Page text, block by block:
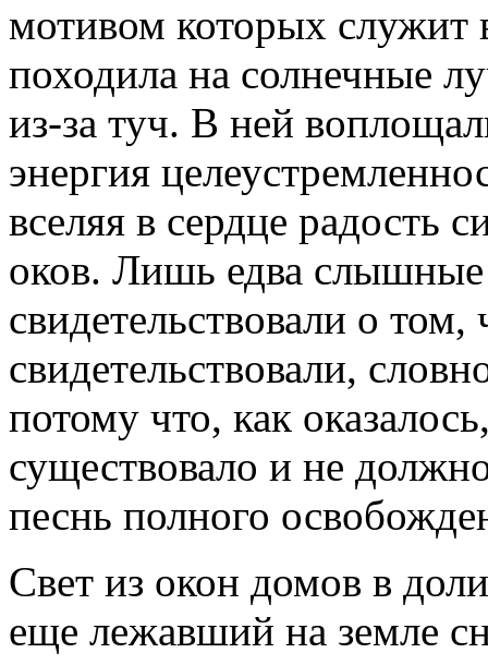
мотивом которых служит
походила на солнечные
из-за туч. В ней
энергия
вселяя в сердце радость
оков. Лишь едва
свидетельствовали о
свидетельствовали,
потому что, как
существовало и не
песнь полного
Свет из окон домов в
еще лежавший на земле